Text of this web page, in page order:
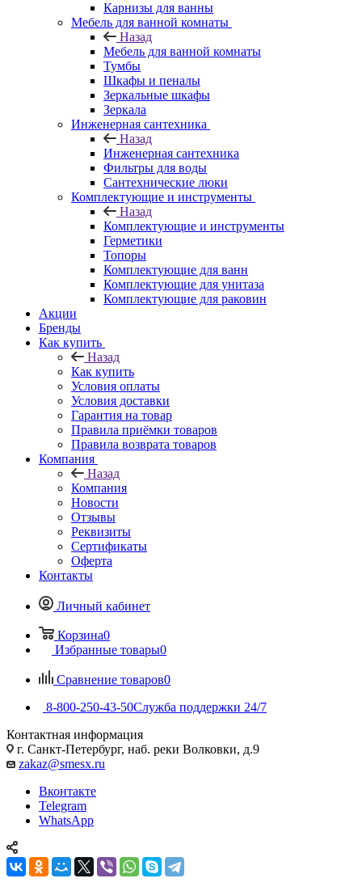
Карнизы для ванны
Мебель для ванной комнаты
Назад
Мебель для ванной комнаты
Тумбы
Шкафы и пеналы
Зеркальные шкафы
Зеркала
Инженерная сантехника
Назад
Инженерная сантехника
Фильтры для воды
Сантехнические люки
Комплектующие и инструменты
Назад
Комплектующие и инструменты
Герметики
Топоры
Комплектующие для ванн
Комплектующие для унитаза
Комплектующие для раковин
Акции
Бренды
Как купить
Назад
Как купить
Условия оплаты
Условия доставки
Гарантия на товар
Правила приёмки товаров
Правила возврата товаров
Компания
Назад
Компания
Новости
Отзывы
Реквизиты
Сертификаты
Оферта
Контакты
Личный кабинет
Корзина0
Избранные товары0
Сравнение товаров0
8-800-250-43-50Служба поддержки 24/7
Контактная информация
г. Санкт-Петербург, наб. реки Волковки, д.9
zakaz@smesx.ru
Вконтакте
Telegram
WhatsApp